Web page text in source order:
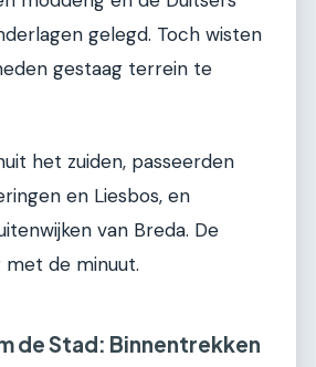
gelegd. Toch wisten
gestaag terrein te
het zuiden, passeerden
en Liesbos, en
van Breda. De
met de minuut.
de Stad: Binnentrekken